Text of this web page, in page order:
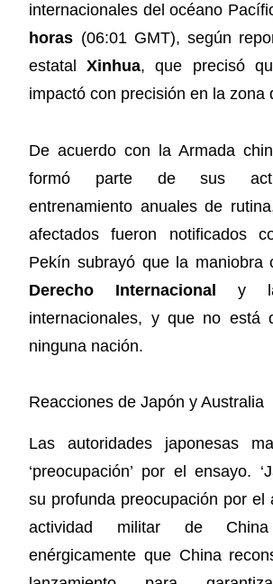
internacionales del océano
horas (06:01 GMT), según
estatalXinhua, que precisó
impactó con precisión en la zona
De acuerdo con la Armada
formó parte de sus
entrenamiento anuales de
afectados fueron notificados
Pekín subrayó que la maniobra
Derecho Internacional y
internacionales, y que no está
ninguna nación.
Reacciones de Japón y Australia
Las autoridades japonesas
‘preocupación’ por el ensayo.
su profunda preocupación por el
actividad militar de
enérgicamente que China